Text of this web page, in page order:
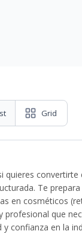
Grid
quieres
Te
en cosméticos
profesional que
confianza en la